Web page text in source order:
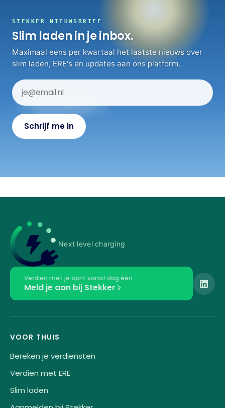
STEKKER NIEUWSBRIEF
Slim laden in je inbox.
Maximaal eens per kwartaal het laatste nieuws over
slim laden, ERE's en updates aan ons platform.
Next level charging
Verdien met je oprit vanaf dag één
Meld je aan bij Stekker
VOOR THUIS
Bereken je verdiensten
Verdien met ERE
Slim laden